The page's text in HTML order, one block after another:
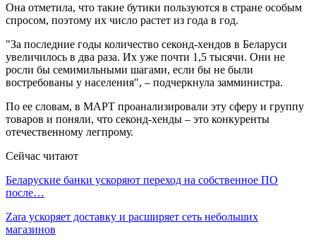
Она отметила, что такие бутики пользуются в стране особым
спросом, поэтому их число растет из года в год.
"За последние годы количество секонд-хендов в Беларуси
увеличилось в два раза. Их уже почти 1,5 тысячи. Они не
росли бы семимильными шагами, если бы не были
востребованы у населения", – подчеркнула замминистра.
По ее словам, в МАРТ проанализировали эту сферу и группу
товаров и поняли, что секонд-хенды – это конкуренты
отечественному легпрому.
Сейчас читают
Беларуские банки ускоряют переход на собственное ПО
после…
Zara ускоряет доставку и расширяет сеть небольших
магазинов